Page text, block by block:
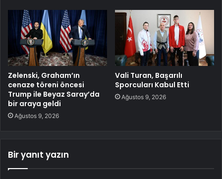
Zelenski, Graham’ın
cenaze töreni öncesi
Trump ile Beyaz Saray’da
bir araya geldi
Ağustos 9, 2026
Vali Turan, Başarılı
Sporcuları Kabul Etti
Ağustos 9, 2026
Bir yanıt yazın